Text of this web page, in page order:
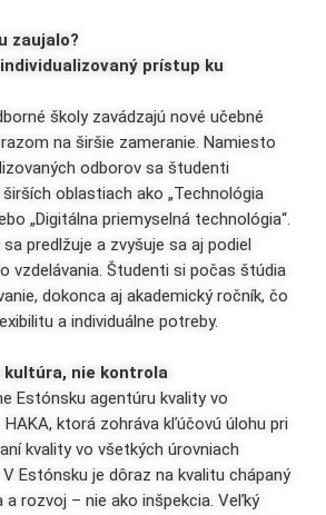
zaujalo?
prístup ku
školy zavádzajú nové učebné
na širšie zameranie. Namiesto
odborov sa študenti
širších oblastiach ako „Technológia
„Digitálna priemyselná technológia“.
predlžuje a zvyšuje sa aj podiel
vzdelávania. Študenti si počas štúdia
dokonca aj akademický ročník, čo
a individuálne potreby.
kultúra, nie kontrola
Estónsku agentúru kvality vo
HAKA, ktorá zohráva kľúčovú úlohu pri
kvality vo všetkých úrovniach
V Estónsku je dôraz na kvalitu chápaný
a rozvoj – nie ako inšpekcia. Veľký